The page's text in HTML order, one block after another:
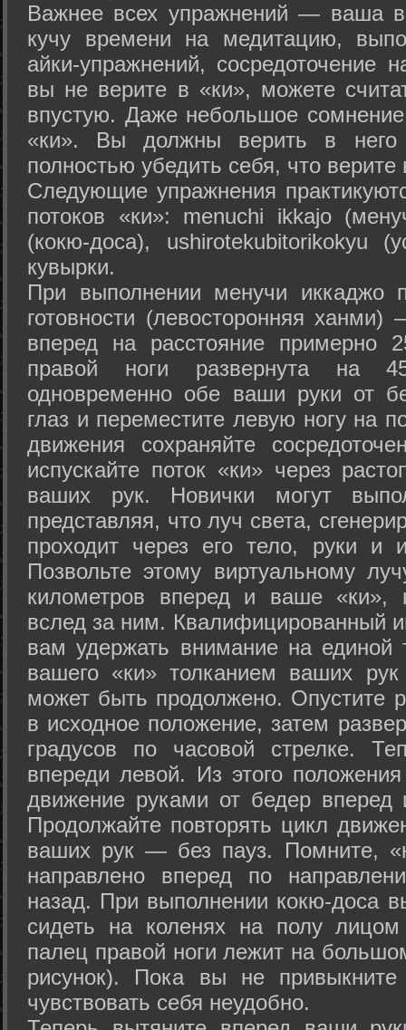
Важнее всех упражнений — ваша
кучу времени на медитацию,
айки-упражнений, сосредоточение
вы не верите в «ки», можете
впустую. Даже небольшое сомнение
«ки». Вы должны верить в
полностью убедить себя, что верите
Следующие упражнения
потоков «ки»: menuchi ikkajo
(кокю-доса), ushiro­tekubitori­kokyu
кувырки.
При выполнении менучи иккаджо
готовности (левосторонняя
вперед на расстояние примерно
правой ноги развернута на
одновременно обе ваши руки от
глаз и переместите левую ногу на
движения сохраняйте
испускайте поток «ки» через
ваших рук. Новички могут
представляя, что луч света,
проходит через его тело, руки и
Позвольте этому виртуальному
километров вперед и ваше «ки»,
вслед за ним. Квалифицированный
вам удержать внимание на единой
вашего «ки» толканием ваших
может быть продолжено. Опустите
в исходное положение, затем
градусов по часовой стрелке.
впереди левой. Из этого
движение руками от бедер вперед
Продолжайте повторять цикл
ваших рук — без пауз. Помните,
направлено вперед по
назад. При выполнении кокю-доса
сидеть на коленях на полу
палец правой ноги лежит на
рисунок). Пока вы не
чувствовать себя неудобно.